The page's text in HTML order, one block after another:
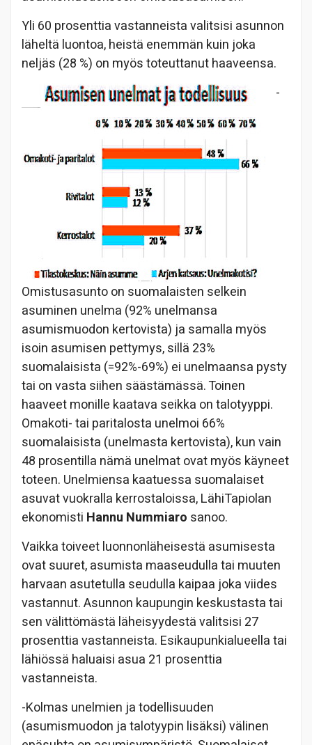
Yli 60 prosenttia vastanneista valitsisi asunnon
läheltä luontoa, heistä enemmän kuin joka
neljäs (28 %) on myös toteuttanut haaveensa.
-
Omistusasunto on suomalaisten selkein
asuminen unelma (92% unelmansa
asumismuodon kertovista) ja samalla myös
isoin asumisen pettymys, sillä 23%
suomalaisista (=92%-69%) ei unelmaansa pysty
tai on vasta siihen säästämässä. Toinen
haaveet monille kaatava seikka on talotyyppi.
Omakoti- tai paritalosta unelmoi 66%
suomalaisista (unelmasta kertovista), kun vain
48 prosentilla nämä unelmat ovat myös käyneet
toteen. Unelmiensa kaatuessa suomalaiset
asuvat vuokralla kerrostaloissa, LähiTapiolan
ekonomisti Hannu Nummiaro sanoo.
Vaikka toiveet luonnonläheisestä asumisesta
ovat suuret, asumista maaseudulla tai muuten
harvaan asutetulla seudulla kaipaa joka viides
vastannut. Asunnon kaupungin keskustasta tai
sen välittömästä läheisyydestä valitsisi 27
prosenttia vastanneista. Esikaupunkialueella tai
lähiössä haluaisi asua 21 prosenttia
vastanneista.
-Kolmas unelmien ja todellisuuden
(asumismuodon ja talotyypin lisäksi) välinen